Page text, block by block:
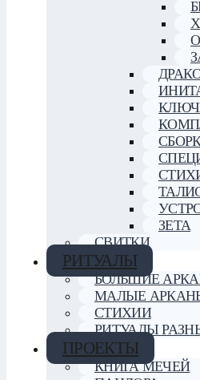
ЗЕТА
СВИТКИ
РИТУАЛЫ
БОЛЬШИЕ
МАЛЫЕ
СТИХИИ
РИТУАЛЫ
ПРОЕКТЫ
КНИГА МЕЧЕЙ